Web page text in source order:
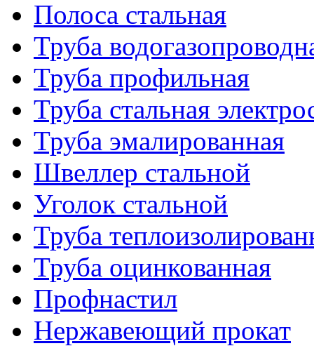
Полоса стальная
Труба
Труба профильная
Труба стальная
Труба эмалированная
Швеллер стальной
Уголок стальной
Труба
Труба оцинкованная
Профнастил
Нержавеющий прокат